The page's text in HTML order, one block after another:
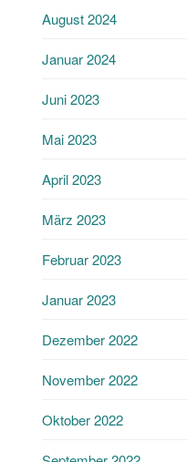
August 2024
Januar 2024
Juni 2023
Mai 2023
April 2023
März 2023
Februar 2023
Januar 2023
Dezember 2022
November 2022
Oktober 2022